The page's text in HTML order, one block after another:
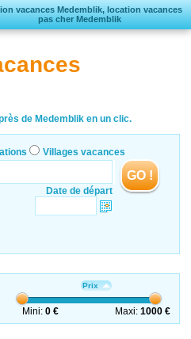
vacances Medemblik, location vacances
pas cher Medemblik
vacances
de Medemblik en un clic.
Villages vacances
Date de départ
GO !
Prix
Mini:0 € Maxi: 1000 €